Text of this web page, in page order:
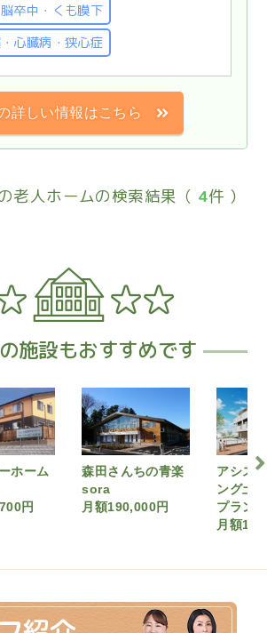
卒中・くも膜下
心臓病・狭心症
詳しい情報はこちら
老人ホームの検索結果（ 4件 ）
施設もおすすめです
森田さんちの青楽
月額190,000円
アシステッドリビ
ング土気 (前払い
プラン)要介護１～
月額171,440円